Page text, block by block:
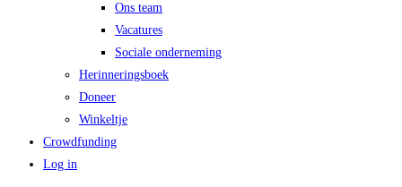
Ons team
Vacatures
Sociale onderneming
Herinneringsboek
Doneer
Winkeltje
Crowdfunding
Log in